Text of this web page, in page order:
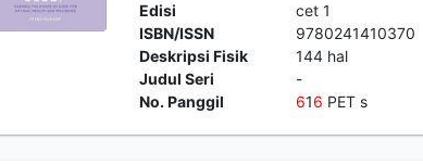
Edisi
cet 1
ISBN/ISSN
9780241410370
Deskripsi Fisik
144 hal
Judul Seri
-
No. Panggil
616 PET s